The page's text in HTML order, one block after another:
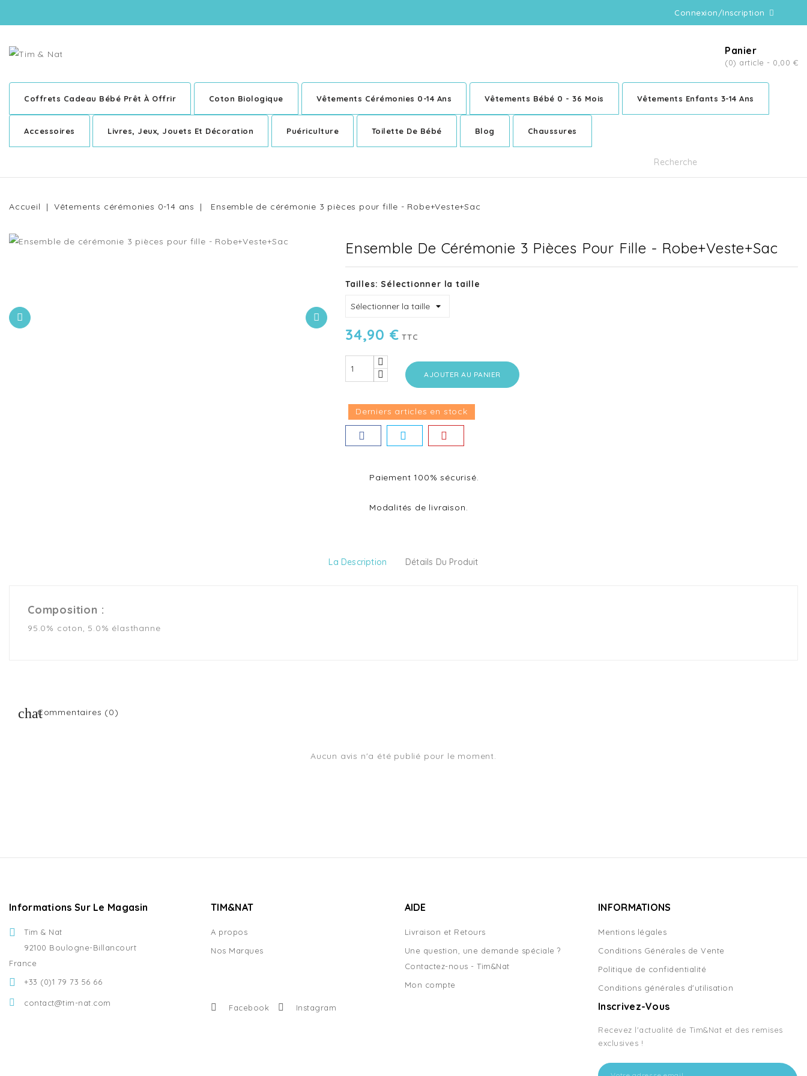
Connexion/Inscription
Panier
(0) article - 0,00 €
Coffrets Cadeau Bébé Prêt À Offrir Coton Biologique Vêtements Cérémonies 0-14 Ans Vêtements Bébé 0 - 36 Mois Vêtements Enfants 3-14 Ans
Accessoires Livres, Jeux, Jouets Et Décoration Puériculture Toilette De Bébé Blog Chaussures
Accueil Vêtements cérémonies 0-14 ans Ensemble de cérémonie 3 pièces pour fille - Robe+Veste+Sac
Ensemble De Cérémonie 3 Pièces Pour Fille - Robe+Veste+Sac
Tailles: Sélectionner la taille
34,90 € TTC
AJOUTER AU PANIER
Derniers articles en stock
Paiement 100% sécurisé.
Modalités de livraison.
La Description Détails Du Produit
Composition :
95.0% coton, 5.0% élasthanne
Commentaires (0)
Aucun avis n'a été publié pour le moment.
Informations Sur Le Magasin
Tim & Nat
92100 Boulogne-Billancourt
France
+33 (0)1 79 73 56 66
contact@tim-nat.com
TIM&NAT
A propos
Nos Marques
AIDE
Livraison et Retours
Une question, une demande spéciale ?
Contactez-nous - Tim&Nat
Mon compte
INFORMATIONS
Mentions légales
Conditions Générales de Vente
Politique de confidentialité
Conditions générales d'utilisation
Inscrivez-Vous
Recevez l'actualité de Tim&Nat et des remises
exclusives !
Facebook Instagram